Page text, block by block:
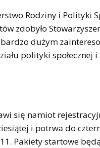
Rodziny i Polityki
zdobyło
dużym
polityki społecznej
się namiot
i potrwa do
Pakiety startowe